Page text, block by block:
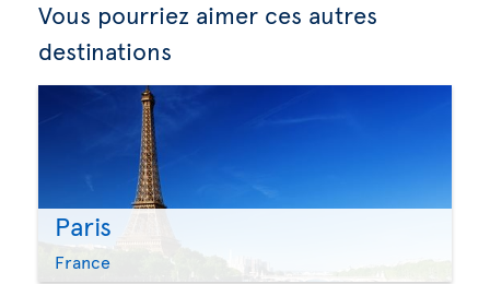
Vous pourriez aimer ces autres
destinations
Paris
France